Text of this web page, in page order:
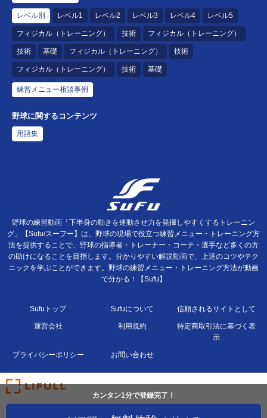
レベル別 レベル1 レベル2 レベル3 レベル4 レベル5
フィジカル（トレーニング） 技術 フィジカル（トレーニング）
技術 基礎 フィジカル（トレーニング） 技術
フィジカル（トレーニング） 技術 基礎
練習メニュー相談事例
野球に関するコンテンツ
用語集
カンタン1分で登録完了！
野球の練習動画「下半身の動きを連動させ力を発揮しやすくするトレーニン
グ」【Sufu/スーフー】は、野球の現場で役立つ練習メニュー・トレーニング方
法を提供することで、野球の指導者・トレーナー・コーチ・選手など多くの方
の助けになることを目指します。分かりやすい解説動画で、上達のコツやテク
ニックを学ぶことができます。野球の練習メニュー・トレーニング方法が動画
で分かる！【Sufu】
Sufuトップ Sufuについて 信頼されるサイトとして
運営会社 利用規約
特定商取引法に基づく表
示
プライバシーポリシー お問い合わせ